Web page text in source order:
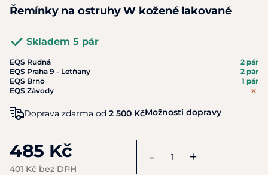
Řemínky na ostruhy W kožené lakované
Skladem 5 pár
EQS Rudná
2 pár
EQS Praha 9 - Letňany
2 pár
EQS Brno
1 pár
EQS Závody
Doprava zdarma od 2 500 KčMožnosti dopravy
485 Kč
401 Kč bez DPH
- +